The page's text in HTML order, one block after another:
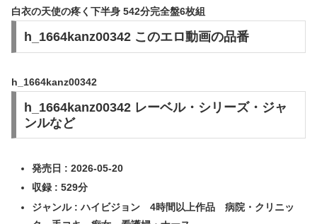
白衣の天使の疼く下半身 542分完全盤6枚組
h_1664kanz00342 このエロ動画の品番
h_1664kanz00342
h_1664kanz00342 レーベル・シリーズ・ジャ
ンルなど
発売日 : 2026-05-20
収録 : 529分
ジャンル : ハイビジョン 4時間以上作品 病院・クリニッ